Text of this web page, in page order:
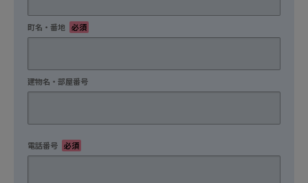
町名・番地 必須
建物名・部屋番号
電話番号 必須